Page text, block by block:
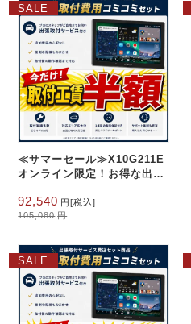
FHD02DV・AC-FHD02LR
196,880
円
で
し
た。
は
164,540
円
で
す。
SALE
≪サマーセール≫X10G211E
オンライン限定！お得な出張
8G+128G
105,080 円
元
の
価
105,080
円
で
し
た。
92,540 円
現
在
の
は
92,540
円
で
す。
[税込]
SALE